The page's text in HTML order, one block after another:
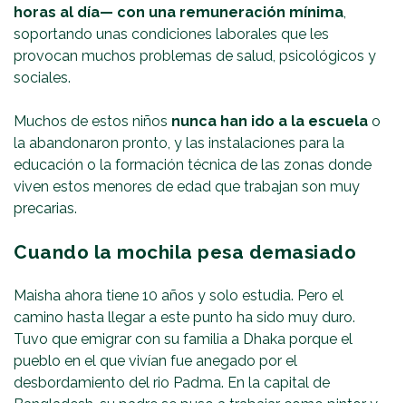
horas al día— con una remuneración mínima
soportando unas condiciones laborales que les
provocan muchos problemas de salud, psicológicos y
sociales.
Muchos de estos niños nunca han ido a la escuela o
la abandonaron pronto, y las instalaciones para la
educación o la formación técnica de las zonas donde
viven estos menores de edad que trabajan son muy
precarias.
Cuando la mochila pesa demasiado
Maisha ahora tiene 10 años y solo estudia. Pero el
camino hasta llegar a este punto ha sido muy duro.
Tuvo que emigrar con su familia a Dhaka porque el
pueblo en el que vivían fue anegado por el
desbordamiento del rio Padma. En la capital de